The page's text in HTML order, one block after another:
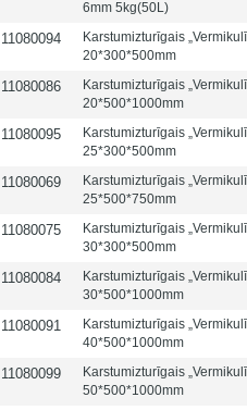
6mm 5kg(50L)
11080094
Karstumizturīgais
20*300*500mm
11080086
Karstumizturīgais
20*500*1000mm
11080095
Karstumizturīgais
25*300*500mm
11080069
Karstumizturīgais
25*500*750mm
11080075
Karstumizturīgais
30*300*500mm
11080084
Karstumizturīgais
30*500*1000mm
11080091
Karstumizturīgais
40*500*1000mm
11080099
Karstumizturīgais
50*500*1000mm